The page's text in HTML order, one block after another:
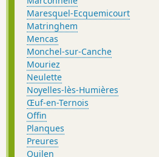
Maresquel-Ecquemicourt
Matringhem
Mencas
Monchel-sur-Canche
Mouriez
Neulette
Noyelles-lès-Humières
Œuf-en-Ternois
Offin
Planques
Preures
Quilen